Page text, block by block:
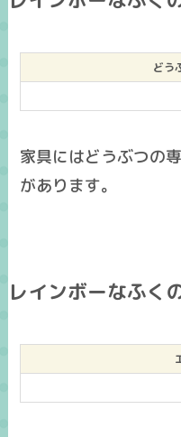
どう
家具にはどうぶつの
があります。
レインボーなふく